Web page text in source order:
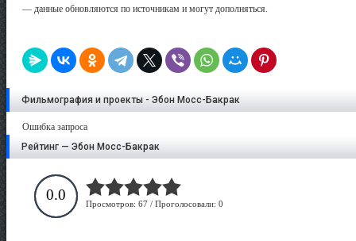
— данные обновляются по источникам и могут дополняться.
Фильмография и проекты - Эбон Мосс-Бакрак
Ошибка запроса
Рейтинг — Эбон Мосс-Бакрак
0.0
Просмотров: 67 / Проголосовали: 0